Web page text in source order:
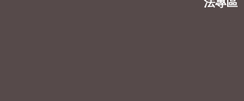
法專區